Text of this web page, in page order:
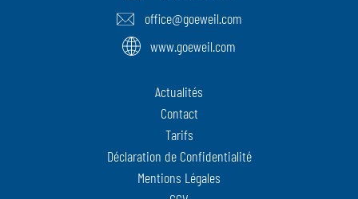
office@goeweil.com
www.goeweil.com
Actualités
Contact
Tarifs
Déclaration de Confidentialité
Mentions Légales